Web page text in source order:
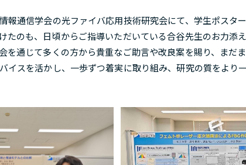
報通信学会の光ファイバ応用技術研究会にて、学生ポスタ
たのも、日頃からご指導いただいている合谷先生のお力添
を通じて多くの方から貴重なご助言や改良案を賜り、まだ
イスを活かし、一歩ずつ着実に取り組み、研究の質をより